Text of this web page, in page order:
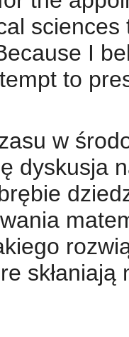
I
to
w
dyskusja